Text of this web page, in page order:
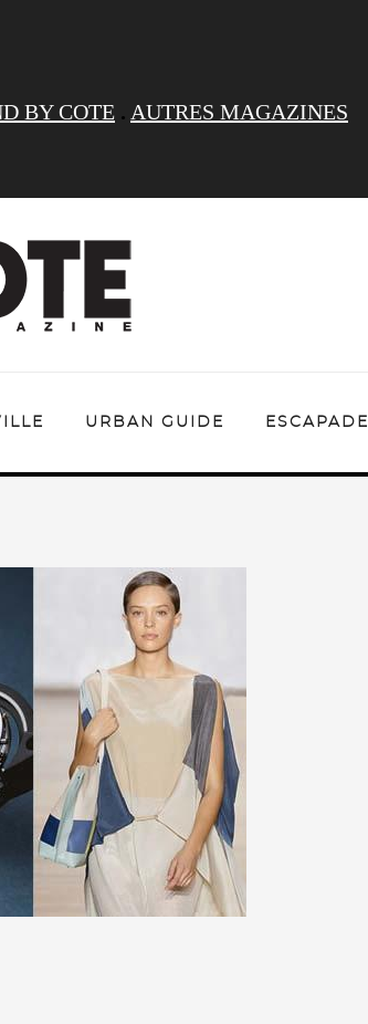
BY COTE . AUTRES MAGAZINES
URBAN GUIDE ESCAPADE